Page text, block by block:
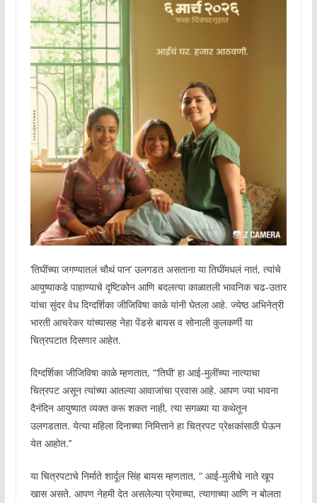
‘तिघींच्या जगण्यातलं चौथं पान’ उलगडत असताना या तिघींमधलं नातं, त्यांचे
आयुष्याकडे पाहाण्याचे दृष्टिकोन आणि बदलत्या काळातली भावनिक चढ-उतार
यांचा सुंदर वेध दिग्दर्शिका जीजिविषा काळे यांनी घेतला आहे. ज्येष्ठ अभिनेत्री
भारती आचरेकर यांच्यासह नेहा पेंडसे बायस व सोनाली कुलकर्णी या
चित्रपटात दिसणार आहेत.
दिग्दर्शिका जीजिविषा काळे म्हणतात, “‘तिघी’ हा आई-मुलींच्या नात्याचा
चित्रपट असून त्यांच्या आतल्या आवाजांचा प्रवास आहे. आपण ज्या भावना
दैनंदिन आयुष्यात व्यक्त करू शकत नाही, त्या सगळ्या या कथेतून
उलगडतात. येत्या महिला दिनाच्या निमित्ताने हा चित्रपट प्रेक्षकांसाठी घेऊन
येत आहोत.’’
या चित्रपटाचे निर्माते शार्दूल सिंह बायस म्हणतात, “ आई-मुलीचे नाते खूप
खास असते. आपण नेहमी देत असलेल्या प्रेमाच्या, त्यागाच्या आणि न बोलता